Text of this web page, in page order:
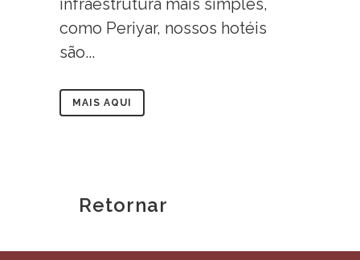
como Periyar, nossos hotéis
são...
MAIS AQUI
Retornar